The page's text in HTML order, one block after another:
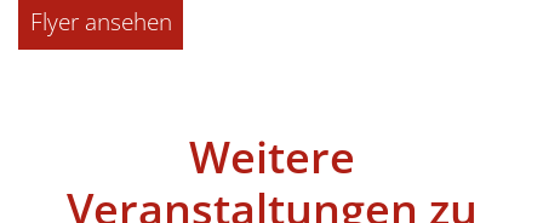
Flyer ansehen
Weitere
Veranstaltungen zu